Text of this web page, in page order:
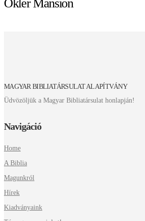
Okler Mansion
MAGYAR BIBLIATÁRSULAT ALAPÍTVÁNY
Üdvözöljük a Magyar Bibliatársulat honlapján!
Navigáció
Home
A Biblia
Magunkról
Hírek
Kiadványaink